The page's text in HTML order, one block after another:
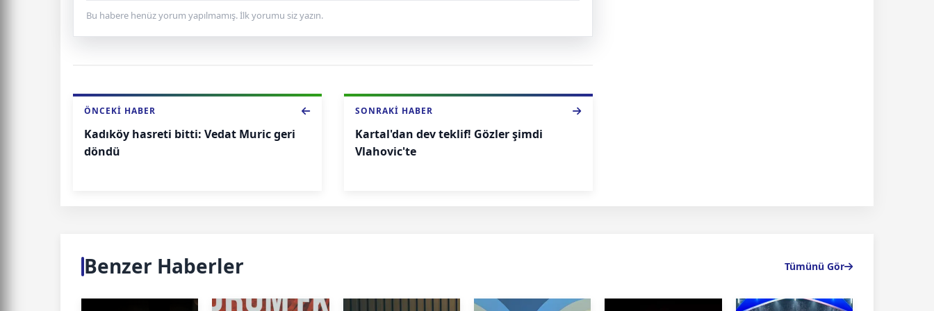
Bu habere henüz yorum yapılmamış. İlk yorumu siz yazın.
ÖNCEKI HABER
Kadıköy hasreti bitti: Vedat Muric geri
döndü
SONRAKI HABER
Kartal'dan dev teklif! Gözler şimdi
Vlahovic'te
Benzer Haberler Tümünü Gör